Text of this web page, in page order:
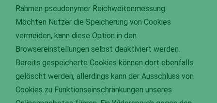
Rahmen pseudonymer Reichweitenmessung.
Möchten Nutzer die Speicherung von Cookies
vermeiden, kann diese Option in den
Browsereinstellungen selbst deaktiviert werden.
Bereits gespeicherte Cookies können dort ebenfalls
gelöscht werden, allerdings kann der Ausschluss von
Cookies zu Funktionseinschränkungen unseres